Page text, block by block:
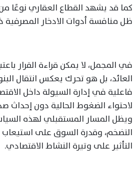
كما قد يشهد القطاع العقاري نوعًا
ظل منافسة أدوات الادخار المصرفية
في المجمل، لا يمكن قراءة القرار
العائد، بل هو تحرك يعكس انتقال
فاعلية في إدارة السيولة داخل
لاحتواء الضغوط الحالية دون
ويظل المسار المستقبلي لهذه
التضخم، وقدرة السوق على استيعاب
التأثير على وتيرة النشاط الاقتصادي.